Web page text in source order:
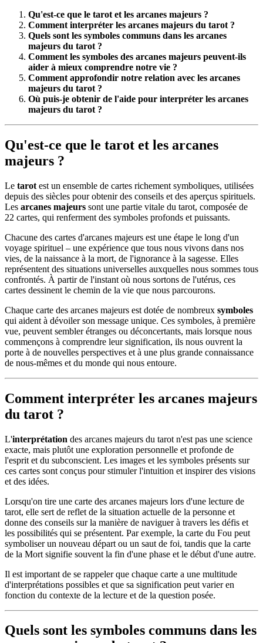
Qu'est-ce que le tarot et les arcanes majeurs ?
Comment interpréter les arcanes majeurs du tarot ?
Quels sont les symboles communs dans les arcanes
majeurs du tarot ?
Comment les symboles des arcanes majeurs peuvent-ils
aider à mieux comprendre notre vie ?
Comment approfondir notre relation avec les arcanes
majeurs du tarot ?
Où puis-je obtenir de l'aide pour interpréter les arcanes
majeurs du tarot ?
Qu'est-ce que le tarot et les arcanes
majeurs ?
Le tarot est un ensemble de cartes richement symboliques, utilisées
depuis des siècles pour obtenir des conseils et des aperçus spirituels.
Les arcanes majeurs sont une partie vitale du tarot, composée de
22 cartes, qui renferment des symboles profonds et puissants.
Chacune des cartes d'arcanes majeurs est une étape le long d'un
voyage spirituel – une expérience que tous nous vivons dans nos
vies, de la naissance à la mort, de l'ignorance à la sagesse. Elles
représentent des situations universelles auxquelles nous sommes tous
confrontés. À partir de l'instant où nous sortons de l'utérus, ces
cartes dessinent le chemin de la vie que nous parcourons.
Chaque carte des arcanes majeurs est dotée de nombreux symboles
qui aident à dévoiler son message unique. Ces symboles, à première
vue, peuvent sembler étranges ou déconcertants, mais lorsque nous
commençons à comprendre leur signification, ils nous ouvrent la
porte à de nouvelles perspectives et à une plus grande connaissance
de nous-mêmes et du monde qui nous entoure.
Comment interpréter les arcanes majeurs
du tarot ?
L'interprétation des arcanes majeurs du tarot n'est pas une science
exacte, mais plutôt une exploration personnelle et profonde de
l'esprit et du subconscient. Les images et les symboles présents sur
ces cartes sont conçus pour stimuler l'intuition et inspirer des visions
et des idées.
Lorsqu'on tire une carte des arcanes majeurs lors d'une lecture de
tarot, elle sert de reflet de la situation actuelle de la personne et
donne des conseils sur la manière de naviguer à travers les défis et
les possibilités qui se présentent. Par exemple, la carte du Fou peut
symboliser un nouveau départ ou un saut de foi, tandis que la carte
de la Mort signifie souvent la fin d'une phase et le début d'une autre.
Il est important de se rappeler que chaque carte a une multitude
d'interprétations possibles et que sa signification peut varier en
fonction du contexte de la lecture et de la question posée.
Quels sont les symboles communs dans les